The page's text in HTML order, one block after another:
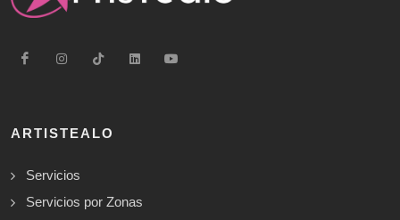
ARTISTEALO
Servicios
Servicios por Zonas